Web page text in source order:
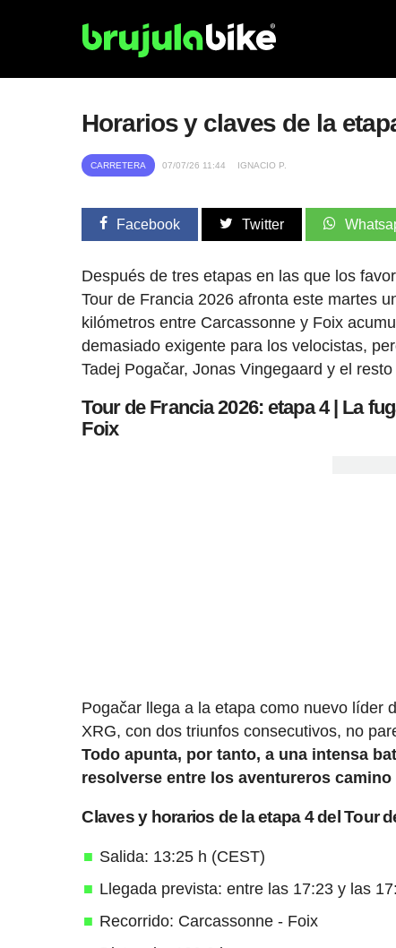
Horarios y claves de la
CARRETERA 07/07/26 11:44 IGNACIO P.
Facebook Twitter
Después de tres etapas en las que los
Tour de Francia 2026 afronta este martes
kilómetros entre Carcassonne y Foix
demasiado exigente para los velocistas,
Tadej Pogačar, Jonas Vingegaard y el
Tour de Francia 2026: etapa 4 | La
Foix
Pogačar llega a la etapa como nuevo líder
XRG, con dos triunfos consecutivos, no
Todo apunta, por tanto, a una intensa
resolverse entre los aventureros camino
Claves y horarios de la etapa 4 del Tour
Salida: 13:25 h (CEST)
Llegada prevista: entre las 17:23 y las
Recorrido: Carcassonne - Foix